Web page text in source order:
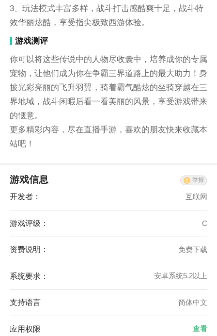
3、玩法模式丰富多样，战斗打击感酷爽十足，战斗特
效华丽炫酷，享受指尖极致西游体验。
游戏测评
你可以将这些传说中的人物尽收囊中，培养成你的专属
宠物，让他们成为你在争霸三界道路上的最大助力！身
披光彩亮丽的飞升羽翼，骑着霸气酷炫的坐骑穿越在三
界地域，战斗闲暇后看一看美丽的风景，享受游戏带来
的惬意。
更多精彩内容，尽在直播手游，喜欢的朋友快来收藏本
站吧！
游戏信息 举报
开发者： 互联网
游戏评级： C
资费说明： 免费下载
系统要求： 安卓系统5.2以上
支持语言 简体中文
应用权限 查看